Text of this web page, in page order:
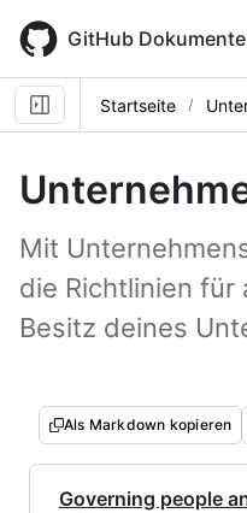
main
content
GitHub Dokumente
Startseite
Mit
die Richtlinien für
Besitz deines
Als Markdown kopieren
Governing people